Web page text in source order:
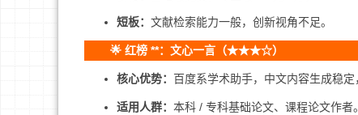
短板： 文献检索能力一般，创新视角不足。
🌟 红榜 **：文心一言（★★★☆）
核心优势： 百度系学术助手，中文内容生成稳
适用人群： 本科 / 专科基础论文、课程论文作者。